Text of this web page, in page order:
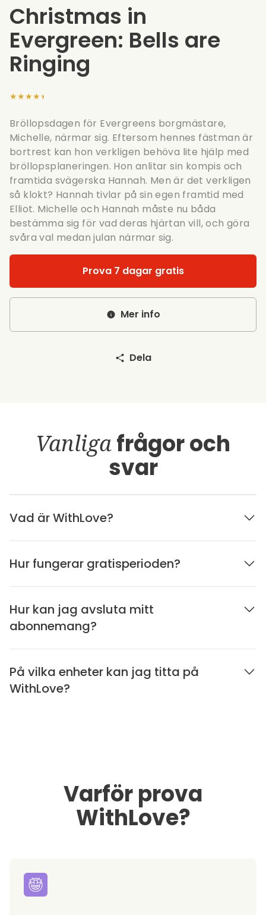
Christmas in
Evergreen: Bells are
Ringing
★★★★★
Bröllopsdagen för Evergreens borgmästare,
Michelle, närmar sig. Eftersom hennes fästman är
bortrest kan hon verkligen behöva lite hjälp med
bröllopsplaneringen. Hon anlitar sin kompis och
framtida svägerska Hannah. Men är det verkligen
så klokt? Hannah tivlar på sin egen framtid med
Elliot. Michelle och Hannah måste nu båda
bestämma sig för vad deras hjärtan vill, och göra
svåra val medan julan närmar sig.
Prova 7 dagar gratis
Mer info
Dela
Vanligafrågor och
svar
Vad är WithLove?
Hur fungerar gratisperioden?
Hur kan jag avsluta mitt
abonnemang?
På vilka enheter kan jag titta på
WithLove?
Varför prova
WithLove?